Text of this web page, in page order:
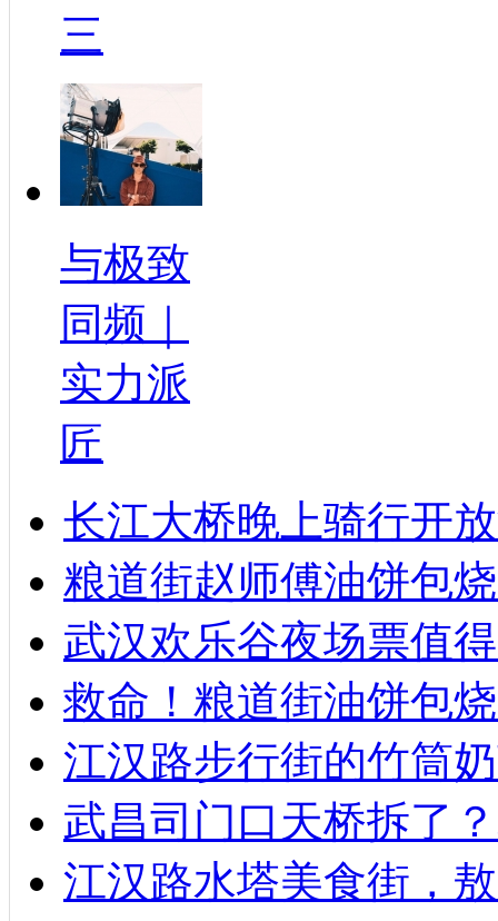
三
与极致
同频｜
实力派
匠
长江大桥晚上骑行开
粮道街赵师傅油饼包
武汉欢乐谷夜场票值
救命！粮道街油饼包
江汉路步行街的竹筒
武昌司门口天桥拆了
江汉路水塔美食街，